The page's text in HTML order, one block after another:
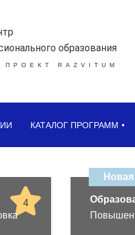
образования
RAZVITUM
КАТАЛОГ ПРОГРАММ
4
Новая